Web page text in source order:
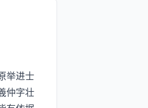
举进士
仲字壮